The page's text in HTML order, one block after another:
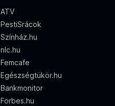
ATV
PestiSrácok
Színház.hu
nlc.hu
Femcafe
Egészségtükör.hu
Bankmonitor
Forbes.hu